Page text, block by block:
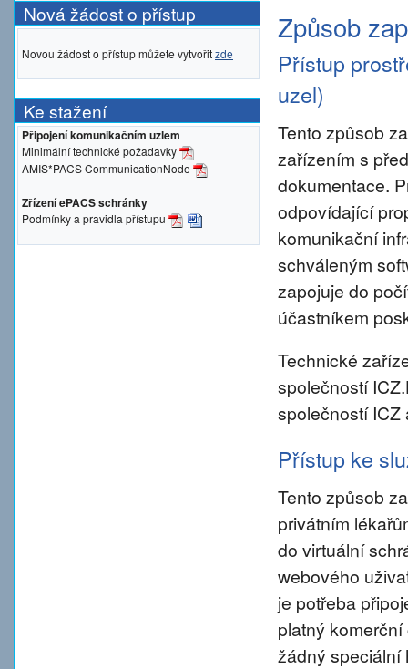
Nová žádost o přístup
Novou žádost o přístup můžete vytvořitzde
Ke stažení
Připojení komunikačním uzlem
Minimální technické požadavky
AMIS*PACS CommunicationNode
Zřízení ePACS schránky
Podmínky a pravidla přístupu
Způsob
Přístup
uzel)
Tento způsob
zařízením s
dokumentace.
odpovídající
komunikační
schváleným
zapojuje do
účastníkem
Technické
společností
společností ICZ
Přístup ke
Tento způsob
privátním
do virtuální
webového
je potřeba
platný
žádný speciální